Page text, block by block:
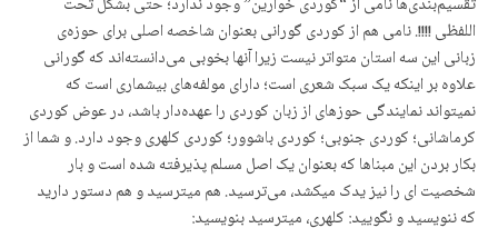
اللفظی !!!!. نامی هم از کوردی گورانی بعنوان شاخصه اصلی برای حوزه‌ی
زبانی این سه استان متواتر نیست زیرا آنها بخوبی می‌دانسته‌اند که گورانی
علاوه بر اینکه یک سبک شعری است؛ دارای مولفه‌های بیشماری است که
نمیتواند نمایندگی حوزهای از زبان کوردی را عهده‌دار باشد، در عوض کوردی
کرماشانی؛ کوردی جنوبی؛ کوردی باشوور؛ کوردی کلهری وجود دارد. و شما از
بکار بردن این مبناها که بعنوان یک اصل مسلم پذیرفته شده است و بار
شخصیت ای را نیز یدک میکشد، می‌ترسید. هم میترسید و هم دستور دارید
که ننویسید و نگویید: کلهری، میترسید بنویسید: